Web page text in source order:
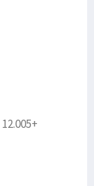
12.005+